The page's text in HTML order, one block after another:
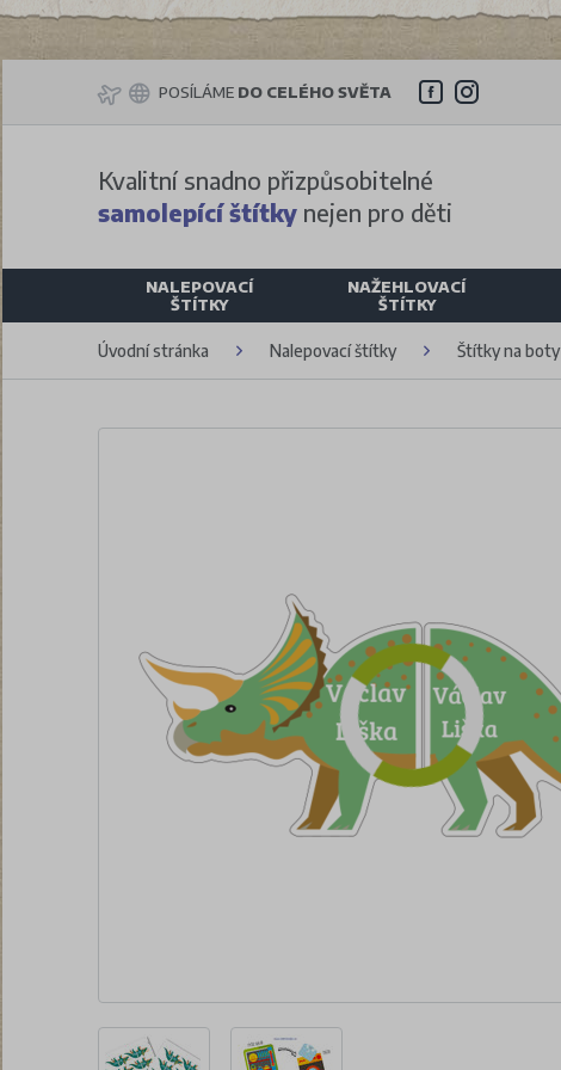
POSÍLÁME DO CELÉHO SVĚTA
Kvalitní snadno přizpůsobitelné
samolepící štítky nejen pro děti
NALEPOVACÍ
ŠTÍTKY
NAŽEHLOVACÍ
ŠTÍTKY
Úvodní stránka Nalepovací štítky Štítky na boty